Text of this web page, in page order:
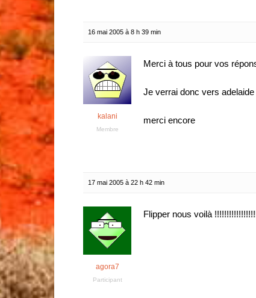
16 mai 2005 à 8 h 39 min
kalani
Membre
Merci à tous pour vos
Je verrai donc vers
merci encore
17 mai 2005 à 22 h 42 min
agora7
Participant
Flipper nous voilà